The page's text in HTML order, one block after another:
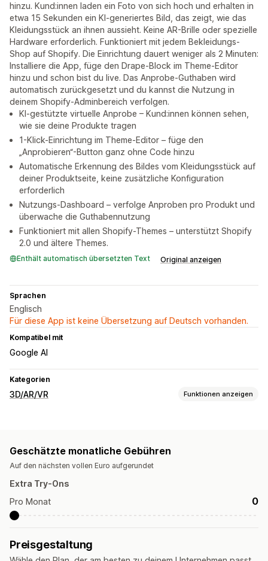
hinzu. Kund:innen laden ein Foto von sich hoch und erhalten in
etwa 15 Sekunden ein KI-generiertes Bild, das zeigt, wie das
Kleidungsstück an ihnen aussieht. Keine AR-Brille oder spezielle
Hardware erforderlich. Funktioniert mit jedem Bekleidungs-
Shop auf Shopify. Die Einrichtung dauert weniger als 2 Minuten:
Installiere die App, füge den Drape-Block im Theme-Editor
hinzu und schon bist du live. Das Anprobe-Guthaben wird
automatisch zurückgesetzt und du kannst die Nutzung in
deinem Shopify-Adminbereich verfolgen.
KI-gestützte virtuelle Anprobe – Kund:innen können sehen,
wie sie deine Produkte tragen
1-Klick-Einrichtung im Theme-Editor – füge den
„Anprobieren“-Button ganz ohne Code hinzu
Automatische Erkennung des Bildes vom Kleidungsstück auf
deiner Produktseite, keine zusätzliche Konfiguration
erforderlich
Nutzungs-Dashboard – verfolge Anproben pro Produkt und
überwache die Guthabennutzung
Funktioniert mit allen Shopify-Themes – unterstützt Shopify
2.0 und ältere Themes.
Enthält automatisch übersetzten Text Original anzeigen
Sprachen
Englisch
Für diese App ist keine Übersetzung auf Deutsch vorhanden.
Kompatibel mit
Google AI
Kategorien
3D/AR/VR Funktionen anzeigen
Geschätzte monatliche Gebühren
Auf den nächsten vollen Euro aufgerundet
Extra Try-Ons
Pro Monat
0
Preisgestaltung